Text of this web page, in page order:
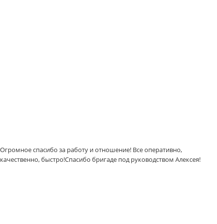
Огромное спасибо за работу и отношение! Все оперативно,
качественно, быстро!Спасибо бригаде под руководством Алексея!